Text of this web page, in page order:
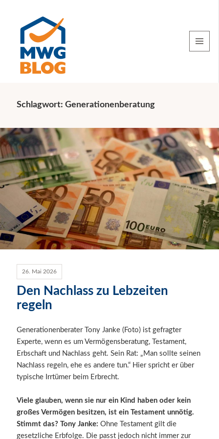
Schlagwort:Generationenberatung
26. Mai 2026
Den Nachlass zu Lebzeiten
regeln
Generationenberater Tony Janke (Foto) ist gefragter
Experte, wenn es um Vermögensberatung, Testament,
Erbschaft und Nachlass geht. Sein Rat: „Man sollte seinen
Nachlass regeln, ehe es andere tun.“ Hier spricht er über
typische Irrtümer beim Erbrecht.
Viele glauben, wenn sie nur ein Kind haben oder kein
großes Vermögen besitzen, ist ein Testament unnötig.
Stimmt das? Tony Janke:Ohne Testament gilt die
gesetzliche Erbfolge. Die passt jedoch nicht immer zur